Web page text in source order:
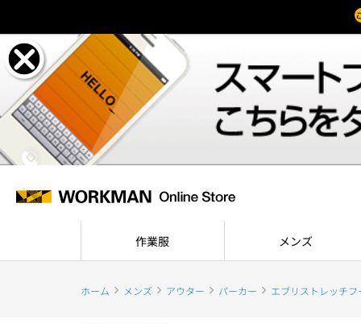
作業服 メンズ
ホーム メンズ アウター パーカー エブリストレッチフ